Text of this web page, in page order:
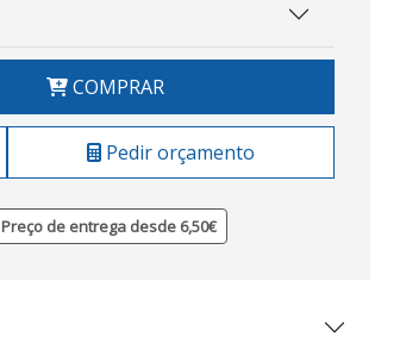
COMPRAR
Pedir orçamento
Preço de entrega desde 6,50€